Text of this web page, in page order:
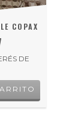
COPAX
DE